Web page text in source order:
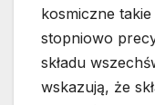
kosmiczne
stopniowo
składu
wskazują, że